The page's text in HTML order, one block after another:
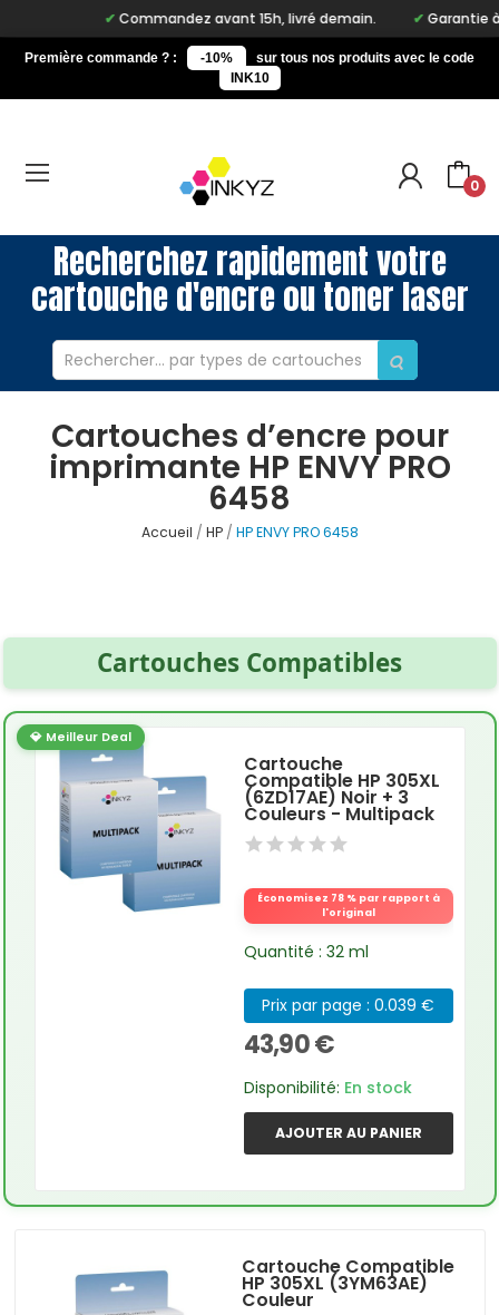
Commandez avant 15h, livré demain. Garantie à
Première commande ? : -10%
sur tous nos produits avec le code
INK10
0
Recherchez rapidement votre
cartouche d'encre ou toner laser
Cartouches d’encre pour
imprimante HP ENVY PRO
6458
Accueil HP HP ENVY PRO 6458
Cartouches Compatibles
💎 Meilleur Deal
Cartouche
Compatible HP 305XL
(6ZD17AE) Noir + 3
Couleurs - Multipack
Économisez 78 % par rapport à
l'original
Quantité : 32 ml
Prix par page : 0.039 €
43,90 €
Disponibilité: En stock
AJOUTER AU PANIER
Cartouche Compatible
HP 305XL (3YM63AE)
Couleur